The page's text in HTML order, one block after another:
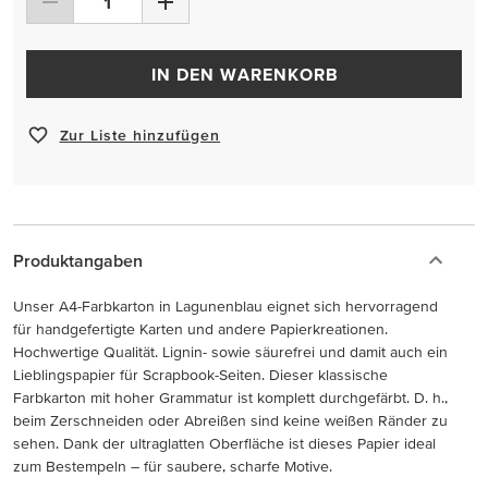
IN DEN WARENKORB
Zur Liste hinzufügen
Produktangaben
Unser A4-Farbkarton in Lagunenblau eignet sich hervorragend
für handgefertigte Karten und andere Papierkreationen.
Hochwertige Qualität. Lignin- sowie säurefrei und damit auch ein
Lieblingspapier für Scrapbook-Seiten. Dieser klassische
Farbkarton mit hoher Grammatur ist komplett durchgefärbt. D. h.,
beim Zerschneiden oder Abreißen sind keine weißen Ränder zu
sehen. Dank der ultraglatten Oberfläche ist dieses Papier ideal
zum Bestempeln – für saubere, scharfe Motive.